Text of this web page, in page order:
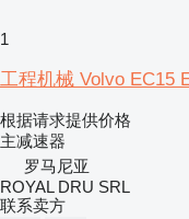
1
工程机械 Volvo EC15
根据请求提供价格
主减速器
罗马尼亚
ROYAL DRU SRL
联系卖方